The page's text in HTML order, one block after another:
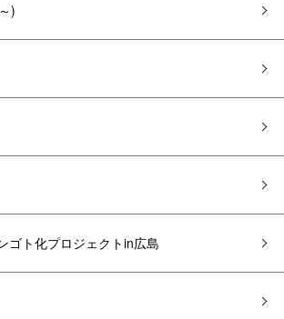
)
ゴト化プロジェクトin広島